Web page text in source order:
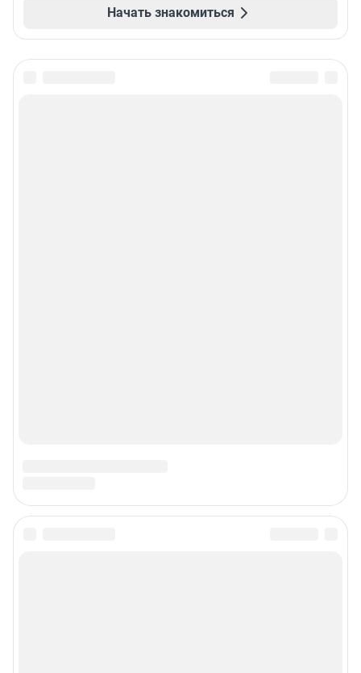
Начать знакомиться